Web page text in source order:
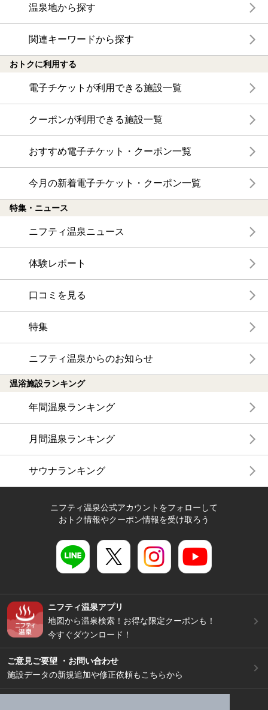
温泉地から探す
関連キーワードから探す
おトクに利用する
電子チケットが利用できる施設一覧
クーポンが利用できる施設一覧
おすすめ電子チケット・クーポン一覧
今月の新着電子チケット・クーポン一覧
特集・ニュース
ニフティ温泉ニュース
体験レポート
口コミを見る
特集
ニフティ温泉からのお知らせ
温浴施設ランキング
年間温泉ランキング
月間温泉ランキング
サウナランキング
ニフティ温泉公式アカウントをフォローして
おトク情報やクーポン情報を受け取ろう
ニフティ温泉アプリ
地図から温泉検索！お得な限定クーポンも！
今すぐダウンロード！
ご意見ご要望 ・お問い合わせ
施設データの新規追加や修正依頼もこちらから